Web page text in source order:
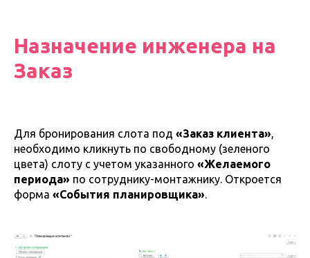
Назначение инженера на
Заказ
Для бронирования слота под «Заказ клиента»,
необходимо кликнуть по свободному (зеленого
цвета) слоту с учетом указанного «Желаемого
периода» по сотруднику-монтажнику. Откроется
форма «События планировщика».